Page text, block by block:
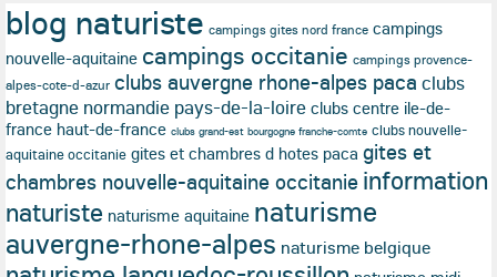
blog naturiste campings gites nord france campings
nouvelle-aquitaine campings occitanie campings provence-
alpes-cote-d-azur clubs auvergne rhone-alpes paca clubs
bretagne normandie pays-de-la-loire clubs centre ile-de-
france haut-de-france clubs grand-est bourgogne franche-comte clubs nouvelle-
aquitaine occitanie gites et chambres d hotes paca gites et
chambres nouvelle-aquitaine occitanie information
naturiste naturisme aquitaine naturisme
auvergne-rhone-alpes naturisme belgique